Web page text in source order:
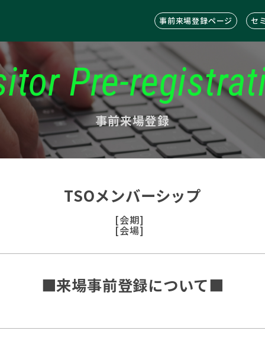
事前来場登録ページ セ
Pre-
事前来場登録
TSOメンバーシップ
[会期]
[会場]
■来場事前登録について■